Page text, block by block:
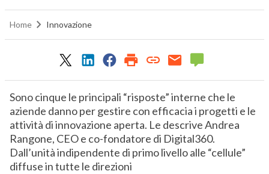
Home Innovazione
Sono cinque le principali “risposte” interne che le
aziende danno per gestire con efficacia i progetti e le
attività di innovazione aperta. Le descrive Andrea
Rangone, CEO e co-fondatore di Digital360.
Dall’unità indipendente di primo livello alle “cellule”
diffuse in tutte le direzioni